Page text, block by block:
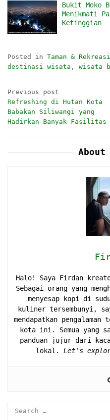
Bukit Moko
Menikmati
Ketinggian
Posted in Taman &
destinasi wisata , wisata
Post
navigation
Previous post
Refreshing di Hutan Kota
Babakan Siliwangi yang
Hadirkan Banyak Fasilitas
About
Halo! Saya Firdan
Sebagai orang yang
menyesap kopi di
kuliner tersembunyi,
mendapatkan
kota ini. Semua yang
panduan jujur dari
lokal. Let’s